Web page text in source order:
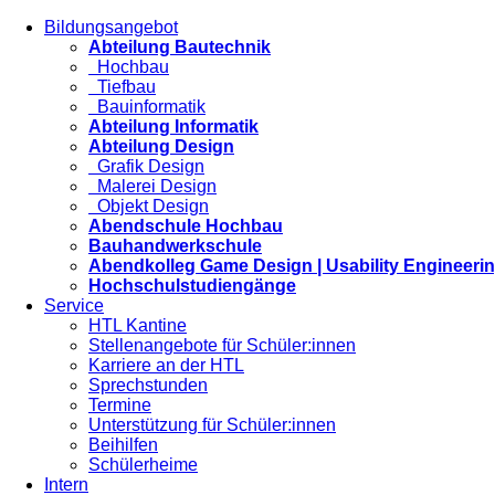
Bildungsangebot
Abteilung Bautechnik
Hochbau
Tiefbau
Bauinformatik
Abteilung Informatik
Abteilung Design
Grafik Design
Malerei Design
Objekt Design
Abendschule Hochbau
Bauhandwerkschule
Abendkolleg Game Design | Usability
Hochschulstudiengänge
Service
HTL Kantine
Stellenangebote für Schüler:innen
Karriere an der HTL
Sprechstunden
Termine
Unterstützung für Schüler:innen
Beihilfen
Schülerheime
Intern